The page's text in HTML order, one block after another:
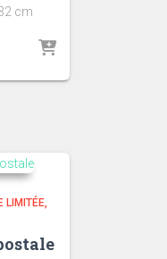
cm
LIMITÉE